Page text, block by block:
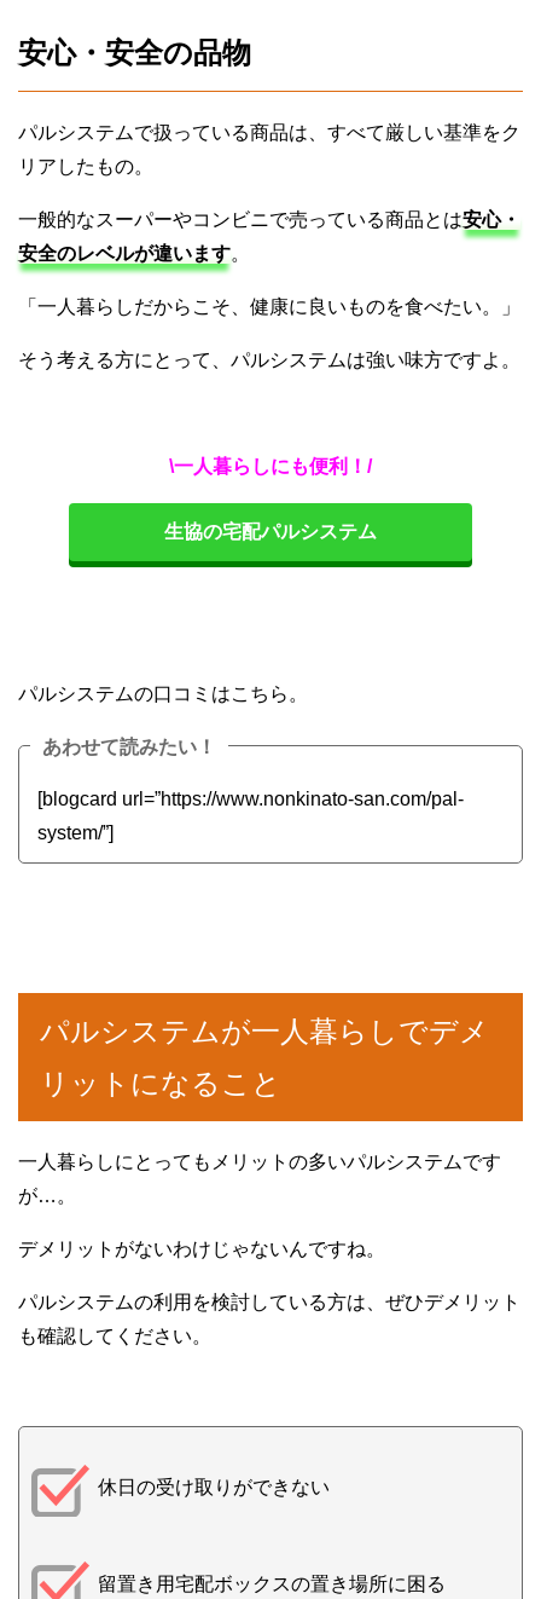
安心・安全の品物
パルシステムで扱っている商品は、すべて厳しい基準をク
リアしたもの。
一般的なスーパーやコンビニで売っている商品とは安心・
安全のレベルが違います。
「一人暮らしだからこそ、健康に良いものを食べたい。」
そう考える方にとって、パルシステムは強い味方ですよ。
\一人暮らしにも便利！/
生協の宅配パルシステム
パルシステムの口コミはこちら。
あわせて読みたい！
[blogcard url=”https://www.nonkinato-san.com/pal-
system/”]
パルシステムが一人暮らしでデメ
リットになること
一人暮らしにとってもメリットの多いパルシステムです
が…。
デメリットがないわけじゃないんですね。
パルシステムの利用を検討している方は、ぜひデメリット
も確認してください。
休日の受け取りができない
留置き用宅配ボックスの置き場所に困る